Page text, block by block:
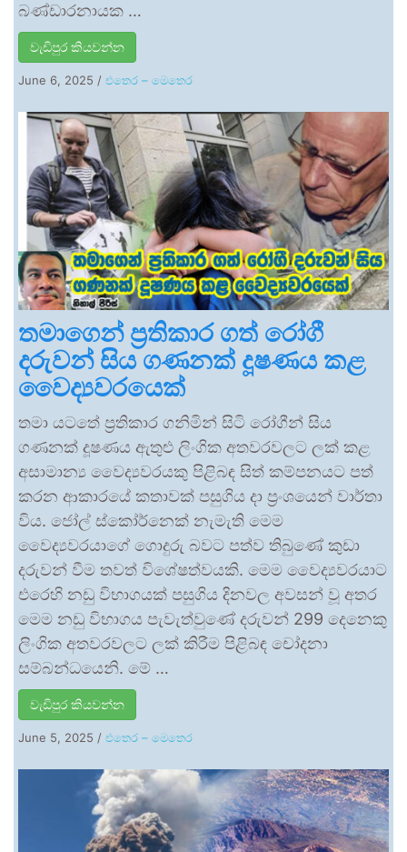
බණ්ඩාරනායක …
වැඩිපුර කියවන්න
June 6, 2025 / එතෙර – මෙතෙර
තමාගෙන් ප්‍රතිකාර ගත් රෝගී
දරුවන් සිය ගණනක් දූෂණය කළ
වෛද්‍යවරයෙක්
තමා යටතේ ප්‍රතිකාර ගනිමින් සිටි රෝගීන් සිය
ගණනක් දූෂණය ඇතුළු ලිංගික අතවරවලට ලක් කළ
අසාමාන්‍ය වෛද්‍යවරයකු පිළිබඳ සිත් කම්පනයට පත්
කරන ආකාරයේ කතාවක් පසුගිය දා ප්‍රංශයෙන් වාර්තා
විය. ජෝල් ස්කෝර්නෙක් නැමැති මෙම
වෛද්‍යවරයාගේ ගොදුරු බවට පත්ව තිබුණේ කුඩා
දරුවන් වීම තවත් විශේෂත්වයකි. මෙම වෛද්‍යවරයාට
එරෙහි නඩු විභාගයක් පසුගිය දිනවල අවසන් වූ අතර
මෙම නඩු විභාගය පැවැත්වුණේ දරුවන් 299 දෙනෙකු
ලිංගික අතවරවලට ලක් කිරීම පිළිබඳ චෝදනා
සම්බන්ධයෙනි. මේ …
වැඩිපුර කියවන්න
June 5, 2025 / එතෙර – මෙතෙර